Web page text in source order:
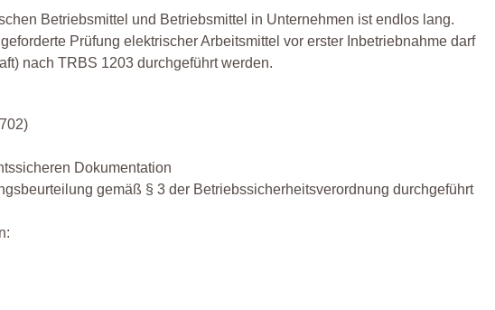
Betriebsmittel und Betriebsmittel in Unternehmen ist endlos lang.
Prüfung elektrischer Arbeitsmittel vor erster Inbetriebnahme darf
nach TRBS 1203 durchgeführt werden.
Dokumentation
gemäß § 3 der Betriebssicherheitsverordnung durchgeführt